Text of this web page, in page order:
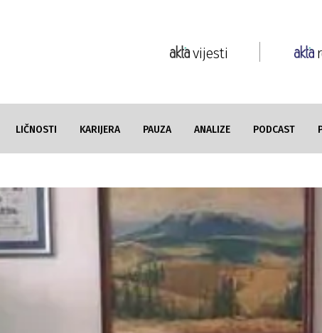
vijesti
LIČNOSTI KARIJERA PAUZA ANALIZE PODCAST